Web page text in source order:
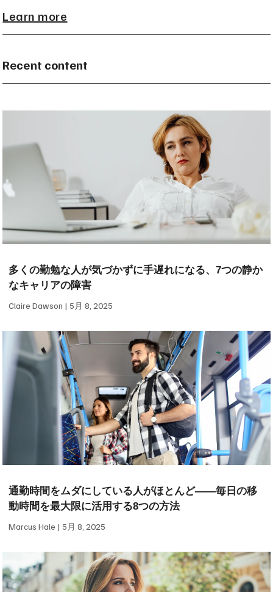
Learn more
Recent content
多くの勤勉な人が気づかずに手遅れになる、7つの静か
なキャリアの障害
Claire Dawson 5月 8, 2025
通勤時間をムダにしている人がほとんど——毎日の移
動時間を最大限に活用する8つの方法
Marcus Hale 5月 8, 2025